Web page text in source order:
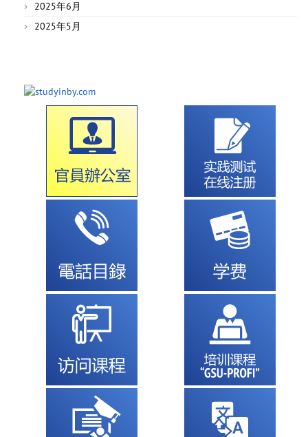
2025年6月
2025年5月